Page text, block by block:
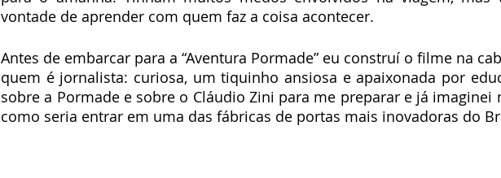
vontade de aprender com quem faz a coisa acontecer.
Antes de embarcar para a “Aventura Pormade” eu construí o filme na
quem é jornalista: curiosa, um tiquinho ansiosa e apaixonada por
sobre a Pormade e sobre o Cláudio Zini para me preparar e já imaginei
como seria entrar em uma das fábricas de portas mais inovadoras do